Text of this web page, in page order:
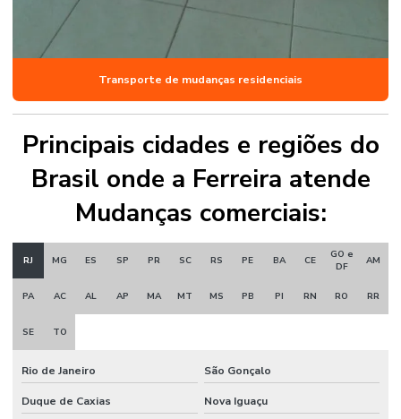
Transporte de mudanças residenciais
Principais cidades e regiões do
Brasil onde a Ferreira atende
Mudanças comerciais:
RJ MG ES SP PR SC RS PE BA CE
GO e
DF
AM
PA AC AL AP MA MT MS PB PI RN RO RR
SE TO
Rio de Janeiro São Gonçalo
Duque de Caxias Nova Iguaçu